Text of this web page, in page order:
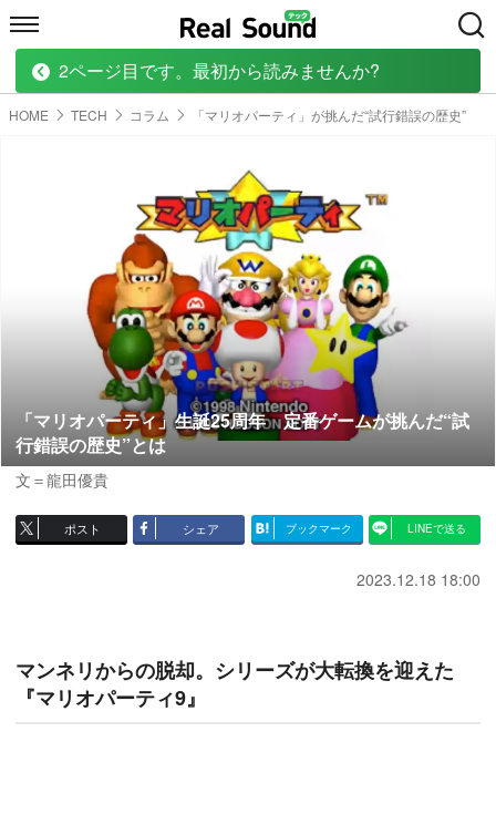
HOME MUSIC MOVIE TECH
HOME TECH コラム 「マリオパーティ」が挑んだ“試行錯誤の歴史”
「マリオパーティ」生誕25周年 定番ゲームが挑んだ“試
行錯誤の歴史”とは
文＝龍田優貴
ポスト シェア ブックマーク LINEで送る
2023.12.18 18:00
マンネリからの脱却。シリーズが大転換を迎えた
『マリオパーティ9』
2ページ目です。最初から読みませんか?